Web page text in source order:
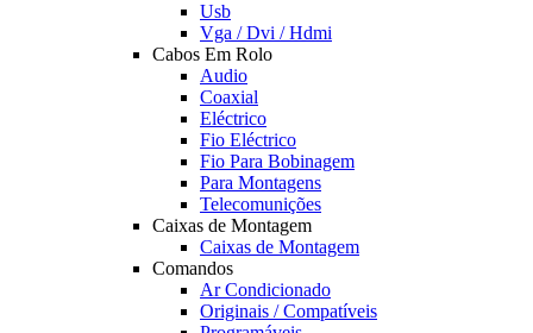
Usb
Vga / Dvi / Hdmi
Cabos Em Rolo
Audio
Coaxial
Eléctrico
Fio Eléctrico
Fio Para Bobinagem
Para Montagens
Telecomunições
Caixas de Montagem
Caixas de Montagem
Comandos
Ar Condicionado
Originais / Compatíveis